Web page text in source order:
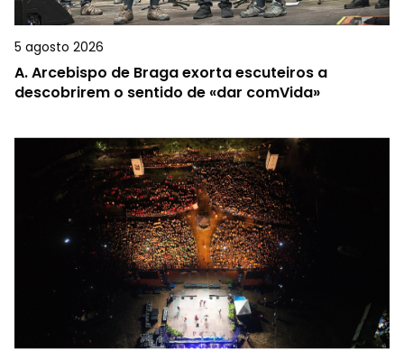
5 agosto 2026
A.Arcebispo de Braga exorta escuteiros a
descobrirem o sentido de «dar comVida»